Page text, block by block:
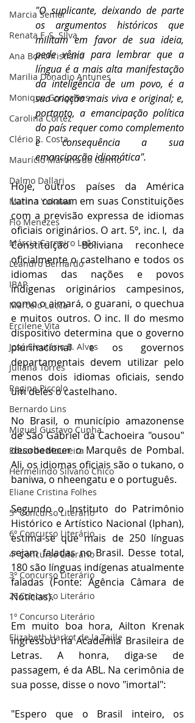
Marcia Semer
Renata F. S. SIlva
Ana Bonchristiano
Marilia Donadio Antunes
Monique Gonçalves
Carolina Cortez
Clério R. Costa
Maurício Martins do Carmo
Dalmo Dallari
Marina Yukawa
Flo Menezes
Márcia Carneiro Leão
Leandro Bernardo
IBAP
Marcelo Lucca
Ercilene Vita
José Eleutério B. Alves
Juliana Torres
Regina Piccolo
Bernardo Lins
Miguel Gustavo Cunha
Eduardo Moureira
Hermelindo Silvano Chico
Eliane Cristina Folhes
5º Concurso Literário
6º Concurso Literário
4º Concurso Literário
3º Concurso Literário
2º Concurso Literário
1º Concurso Literário
Elizabeth Harkot de la Taille
"O suplicante, deixando de parte
os argumentos históricos que
militam em favor de sua ideia,
pede vênia para lembrar que a
língua é a mais alta manifestação
da inteligência de um povo, é a
sua criação mais viva e original; e,
portanto, a emancipação política
do país requer como complemento
e consequência a sua
emancipação idiomática".
Hoje, outros países da América
Latina contam em suas Constituições
com a previsão expressa de idiomas
oficiais originários. O art. 5º, inc. I,  da
Constituição Boliviana reconhece
oficialmente o castelhano e todos os
idiomas das nações e povos
indígenas originários campesinos,
como o aimará, o guarani, o quechua
e muitos outros. O inc. II do mesmo
dispositivo determina que o governo
plurinacional e os governos
departamentais devem utilizar pelo
menos dois idiomas oficiais, sendo
um deles o castelhano.
No Brasil, o município amazonense
de São Gabriel da Cachoeira "ousou"
desobedecer o Marquês de Pombal.
Ali, os idiomas oficiais são o tukano, o
baniwa, o nheengatu e o português.
Segundo o Instituto do Patrimônio
Histórico e Artístico Nacional (Iphan),
estima-se que mais de 250 línguas
sejam faladas no Brasil. Desse total,
180 são línguas indígenas atualmente
faladas (Fonte: Agência Câmara de
Notícias).
Em muito boa hora, Ailton Krenak
ingressou na Academia Brasileira de
Letras. A honra, diga-se de
passagem, é da ABL. Na cerimônia de
sua posse, disse o novo "imortal":
"Espero que o Brasil inteiro, os